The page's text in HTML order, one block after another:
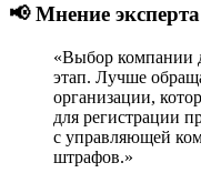
📢 Мнение эксперта
«Выбор компании
этап. Лучше
организации,
для регистрации
с управляющей
штрафов.»